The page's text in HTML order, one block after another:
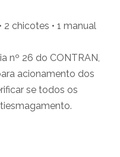
2 chicotes • 1 manual
nº 26 do CONTRAN,
acionamento dos
se todos os